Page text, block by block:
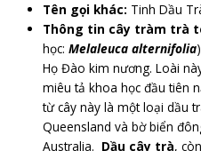
Tên gọi khác: Tinh Dầu
Thông tin cây tràm trà
học: Melaleuca alternifolia
Họ Đào kim nương. Loài
miêu tả khoa học đầu tiên
từ cây này là một loại dầu
Queensland và bờ biển
Australia. Dầu cây trà,